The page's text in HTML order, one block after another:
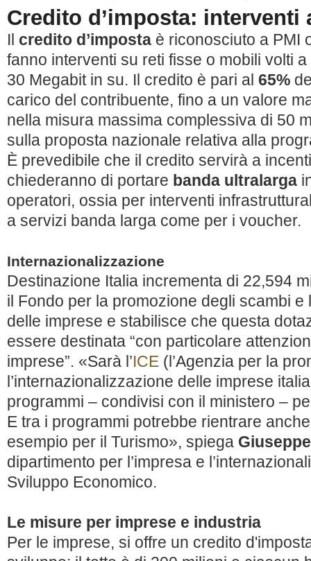
Credito d’imposta: interventi
Il credito d’imposta è riconosciuto a PMI
fanno interventi su reti fisse o mobili volti
30 Megabit in su. Il credito è pari al 65%
carico del contribuente, fino a un valore
nella misura massima complessiva di 50
sulla proposta nazionale relativa alla
È prevedibile che il credito servirà a
chiederanno di portare banda ultralarga
operatori, ossia per interventi
a servizi banda larga come per i voucher.
Internazionalizzazione
Destinazione Italia incrementa di 22,594
il Fondo per la promozione degli scambi e
delle imprese e stabilisce che questa
essere destinata “con particolare
imprese”. «Sarà l’ICE (l’Agenzia per la
l’internazionalizzazione delle imprese
programmi – condivisi con il ministero –
E tra i programmi potrebbe rientrare anche
esempio per il Turismo», spiega
dipartimento per l’impresa e
Sviluppo Economico.
Le misure per imprese e industria
Per le imprese, si offre un credito